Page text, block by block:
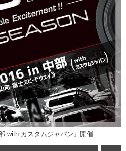
with カスタムジャパン』開催